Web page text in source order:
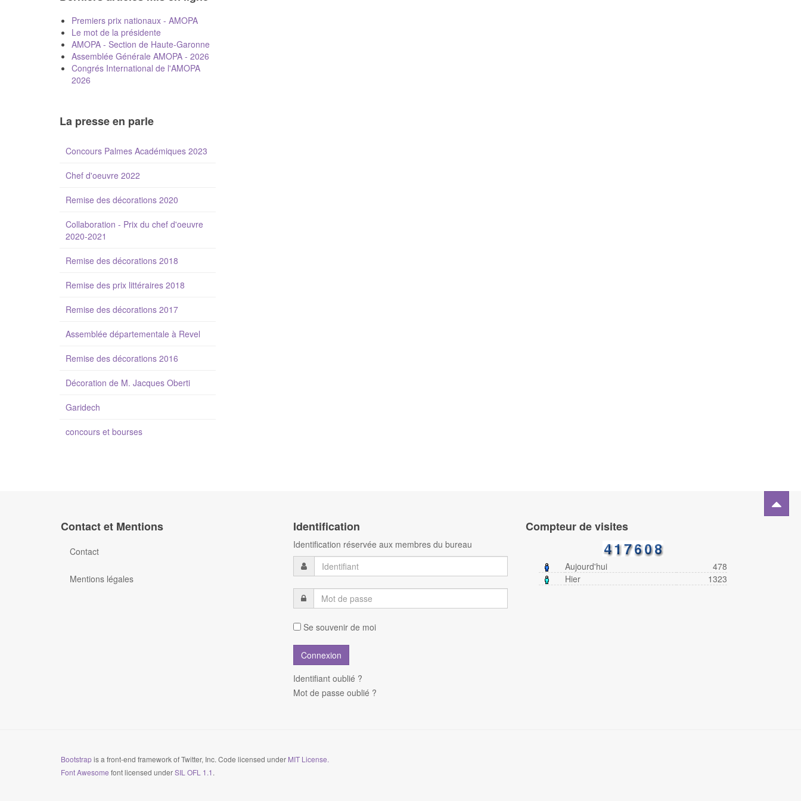
Premiers prix nationaux - AMOPA
Le mot de la présidente
AMOPA - Section de Haute-Garonne
Assemblée Générale AMOPA - 2026
Congrés International de l'AMOPA
2026
La presse en parle
Concours Palmes Académiques 2023
Chef d'oeuvre 2022
Remise des décorations 2020
Collaboration - Prix du chef d'oeuvre
2020-2021
Remise des décorations 2018
Remise des prix littéraires 2018
Remise des décorations 2017
Assemblée départementale à Revel
Remise des décorations 2016
Décoration de M. Jacques Oberti
Garidech
concours et bourses
Contact et Mentions
Contact
Mentions légales
Identification
Identification réservée aux membres du bureau
Se souvenir de moi
Identifiant oublié ?
Mot de passe oublié ?
Compteur de visites
Aujourd'hui
478
Hier
1323
Bootstrapis a front-end framework of Twitter, Inc. Code licensed under MIT License.
Font Awesome font licensed underSIL OFL 1.1 .